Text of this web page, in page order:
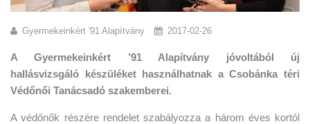
Gyermekeinkért '91 Alapítvány 2017-02-26
A Gyermekeinkért ’91 Alapítvány jóvoltából új
hallásvizsgáló készüléket használhatnak a Csobánka téri
Védőnői Tanácsadó szakemberei.
A védőnők részére rendelet szabályozza a három éves kortól